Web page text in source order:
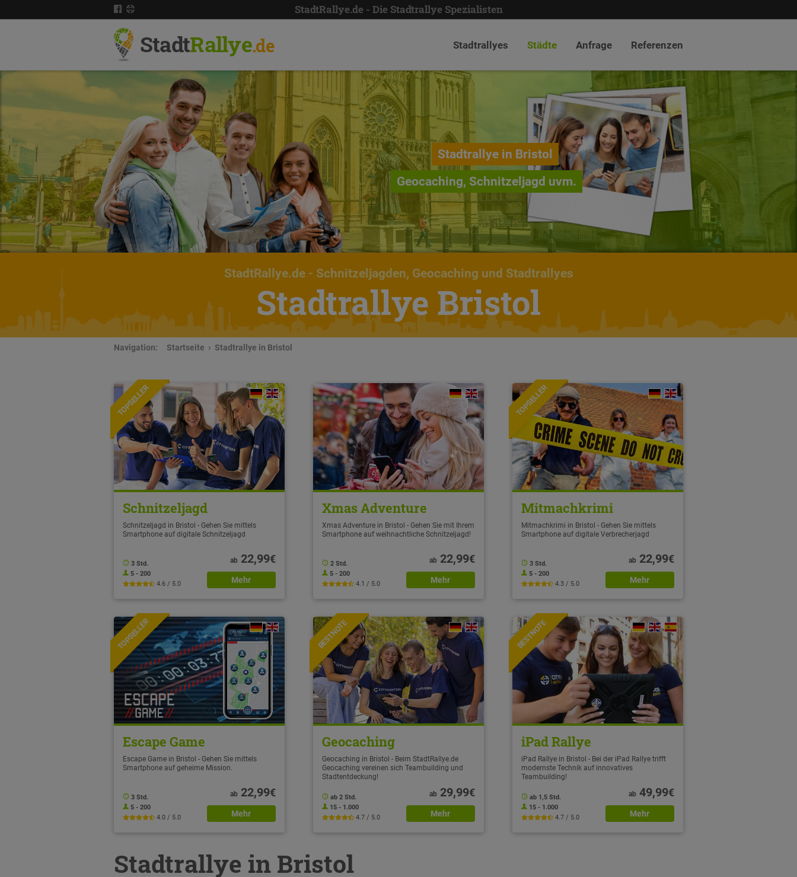
StadtRallye.de - Die Stadtrallye Spezialisten
StadtRallye.de Stadtrallyes Städte Anfrage Referenzen
Stadtrallye in Bristol
Geocaching, Schnitzeljagd uvm.
StadtRallye.de- Schnitzeljagden, Geocaching und Stadtrallyes
Stadtrallye Bristol
Navigation: Startseite Stadtrallye in Bristol
TOPSELLER
Schnitzeljagd
Schnitzeljagd in Bristol - Gehen Sie mittels
Smartphone auf digitale Schnitzeljagd
3 Std.
5 - 200
4.6 / 5.0
ab22,99€
Mehr
Xmas Adventure
Xmas Adventure in Bristol - Gehen Sie mit Ihrem
Smartphone auf weihnachtliche Schnitzeljagd!
2 Std.
5 - 200
4.1 / 5.0
ab22,99€
Mehr
TOPSELLER
Mitmachkrimi
Mitmachkrimi in Bristol - Gehen Sie mittels
Smartphone auf digitale Verbrecherjagd
3 Std.
5 - 200
4.3 / 5.0
ab22,99€
Mehr
NEU
TOPSELLER
Escape Game
Escape Game in Bristol - Gehen Sie mittels
Smartphone auf geheime Mission.
3 Std.
5 - 200
4.0 / 5.0
ab22,99€
Mehr
BESTNOTE
Geocaching
Geocaching in Bristol - Beim StadtRallye.de
Geocaching vereinen sich Teambuilding und
Stadtentdeckung!
ab 2 Std.
15 - 1.000
4.7 / 5.0
ab29,99€
Mehr
BESTNOTE
iPad Rallye
iPad Rallye in Bristol - Bei der iPad Rallye trifft
modernste Technik auf innovatives
Teambuilding!
ab 1,5 Std.
15 - 1.000
4.7 / 5.0
ab49,99€
Mehr
Stadtrallye in Bristol